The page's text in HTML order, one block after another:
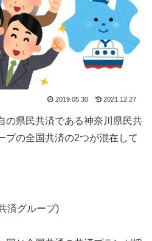
2019.05.30 2021.12.27
の県民共済である神奈川県民共
プの全国共済の2つが混在して
済グループ)